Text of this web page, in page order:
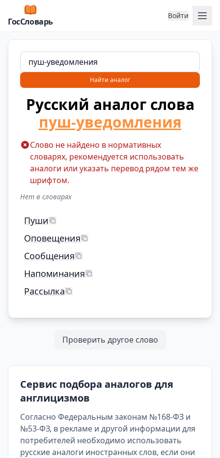
ГосСловарь
Войти
Найти аналог
Русский аналог слова
пуш-уведомления
Слово не найдено в нормативных
словарях, рекомендуется использовать
аналоги или указать перевод рядом тем же
шрифтом.
Нет в словарях
Пуши
Оповещения
Сообщения
Напоминания
Рассылка
Проверить другое слово
Сервис подбора аналогов для
англицизмов
Согласно Федеральным законам №168-ФЗ и
№53-ФЗ, в рекламе и другой информации для
потребителей необходимо использовать
русские аналоги иностранных слов, если они